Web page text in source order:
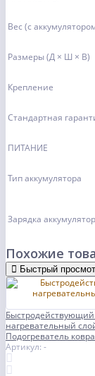
Вес (с
Размеры (Д × Ш × В)
Крепление
Стандартная
ПИТАНИЕ
Тип аккумулятора
Зарядка
Похожие
Быстрый
Быстродействующий
нагревательный
Подогреватель
Артикул: -